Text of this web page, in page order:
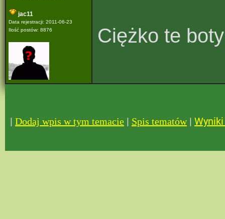
jac11
Data rejestracji: 2011-06-23
Ilość postów: 8876
Ciężko te
| Dodaj wpis w tym temacie | Spis tematów|